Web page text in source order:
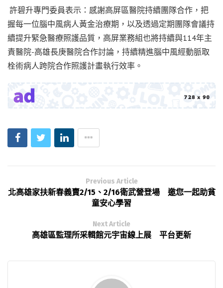
許碧升專門委員表示：感謝高屏區醫院持續團隊合作，把
握每一位腦中風病人黃金治療期，以及透過定期團隊會議持
續提升緊急醫療照護品質，高屏業務組也將持續與114年主
責醫院-高雄長庚醫院合作討論，持續精進腦中風經動脈取
栓術病人跨院合作照護計畫執行效率。
Previous Article
北高雄家扶新春義賣2/15、2/16衛武營登場 邀您一起助貧
童安心學習
Next Article
高雄區監理所采輯館元宇宙線上展 平台更新